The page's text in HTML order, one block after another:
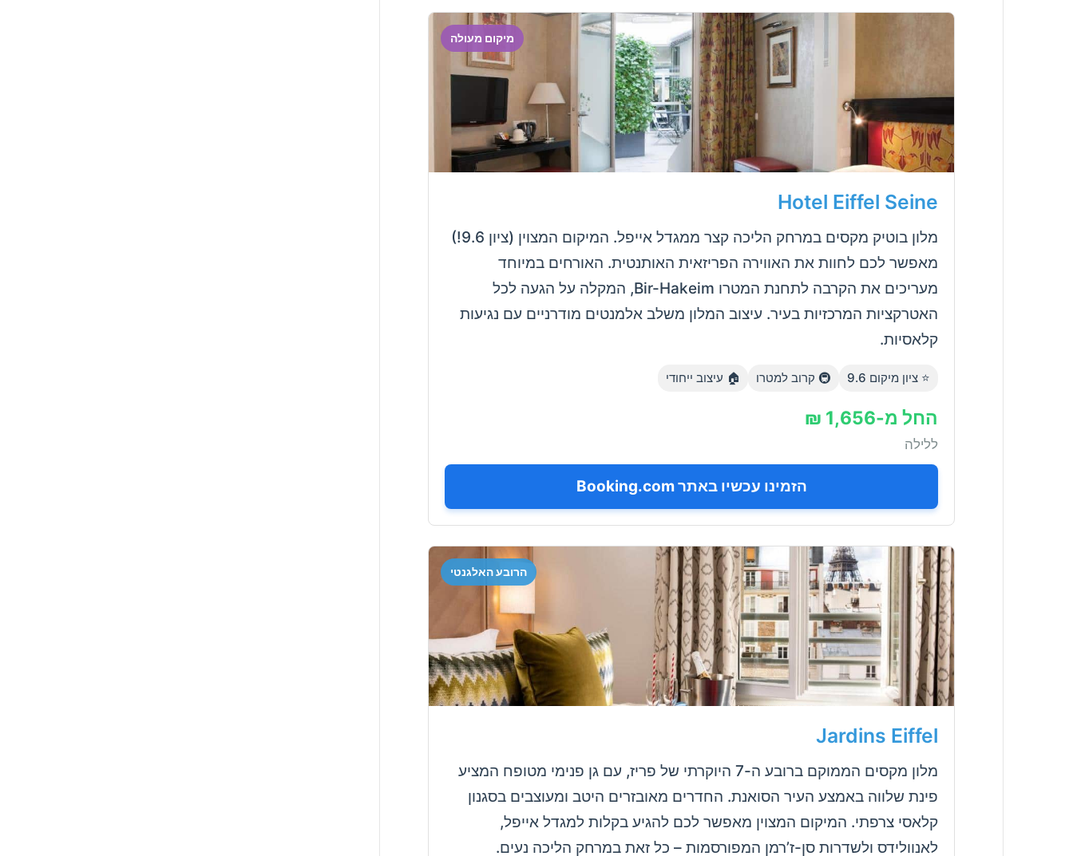
מיקום מעולה
Hotel Eiffel Seine
מלון בוטיק מקסים במרחק הליכה קצר ממגדל אייפל. המיקום המצוין (ציון 9.6!)
מאפשר לכם לחוות את האווירה הפריזאית האותנטית. האורחים במיוחד
מעריכים את הקרבה לתחנת המטרו Bir-Hakeim, המקלה על הגעה לכל
האטרקציות המרכזיות בעיר. עיצוב המלון משלב אלמנטים מודרניים עם נגיעות
קלאסיות.
⭐ ציון מיקום 9.6 🚇 קרוב למטרו 🏠 עיצוב ייחודי
החל מ-1,656 ₪
ללילה
הזמינו עכשיו באתר Booking.com
הרובע האלגנטי
Jardins Eiffel
מלון מקסים הממוקם ברובע ה-7 היוקרתי של פריז, עם גן פנימי מטופח המציע
פינת שלווה באמצע העיר הסואנת. החדרים מאובזרים היטב ומעוצבים בסגנון
קלאסי צרפתי. המיקום המצוין מאפשר לכם להגיע בקלות למגדל אייפל,
לאנוולידס ולשדרות סן-ז’רמן המפורסמות – כל זאת במרחק הליכה נעים.